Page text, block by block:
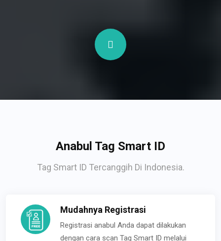
Anabul Tag Smart ID
Tag Smart ID Tercanggih Di Indonesia.
Mudahnya Registrasi
Registrasi anabul Anda dapat dilakukan
dengan cara scan Tag Smart ID melalui